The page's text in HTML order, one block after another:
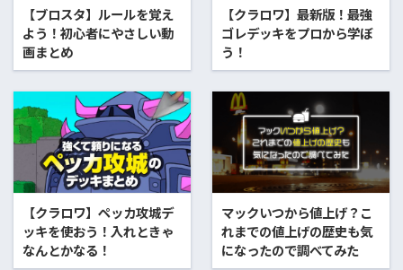
【ブロスタ】ルールを覚え
よう！初心者にやさしい動
画まとめ
【クラロワ】最新版！最強
ゴレデッキをプロから学ぼ
う！
【クラロワ】ペッカ攻城デ
ッキを使おう！入れときゃ
なんとかなる！
マックいつから値上げ？こ
れまでの値上げの歴史も気
になったので調べてみた